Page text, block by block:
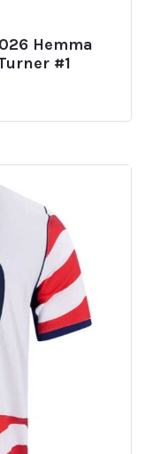
Hemma
#1